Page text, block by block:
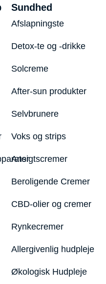
Sundhed
Afslapningste
Detox-te og -drikke
Solcreme
After-sun produkter
Selvbrunere
Voks og strips
Ansigtscremer
Beroligende Cremer
CBD-olier og cremer
Rynkecremer
Allergivenlig hudpleje
Økologisk Hudpleje